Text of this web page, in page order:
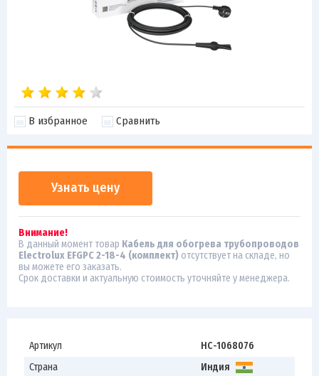
В избранное Сравнить
Узнать цену
Внимание!
В данный момент товар Кабель для обогрева трубопроводов
Electrolux EFGPC 2-18-4 (комплект) отсутствует на складе, но
вы можете его заказать.
Срок доставки и актуальную стоимость уточняйте у менеджера.
Артикул
НС-1068076
Страна
Индия